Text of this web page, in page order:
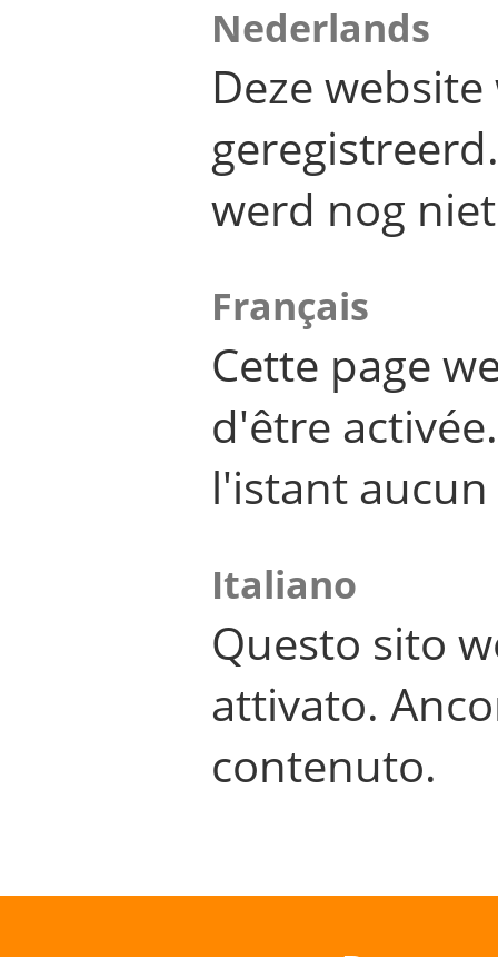
Nederlands
Deze
werd nog
Français
Cette page
d'être
l'istant
Italiano
Questo sito
attivato.
contenuto.